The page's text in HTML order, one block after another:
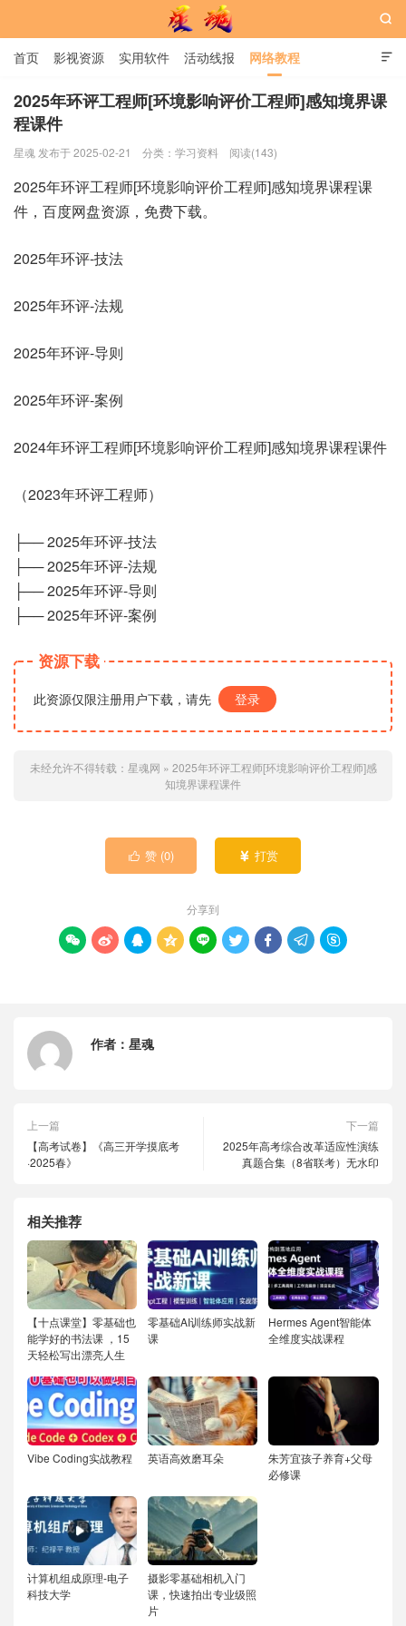
星魂网

首页 影视资源 实用软件 活动线报 网络教程
用户中心 书籍 娱乐

2025年环评工程师[环境影响评价工程师]感知境界课
程课件
星魂 发布于 2025-02-21 分类： 学习资料 阅读(143)
2025年环评工程师[环境影响评价工程师]感知境界课程课
件，百度网盘资源，免费下载。
2025年环评-技法
2025年环评-法规
2025年环评-导则
2025年环评-案例
2024年环评工程师[环境影响评价工程师]感知境界课程课件
（2023年环评工程师）
├── 2025年环评-技法
├── 2025年环评-法规
├── 2025年环评-导则
├── 2025年环评-案例
资源下载
此资源仅限注册用户下载，请先 登录
未经允许不得转载： 星魂网 » 2025年环评工程师[环境影响评价工程师]感
知境界课程课件
 赞 (0)  打赏
分享到
        
作者： 星魂
上一篇
【高考试卷】《高三开学摸底考
·2025春》
下一篇
2025年高考综合改革适应性演练
真题合集（8省联考）无水印
相关推荐
【十点课堂】零基础也
能学好的书法课 ，15
天轻松写出漂亮人生
零基础AI训练师实战新
课
Hermes Agent智能体
全维度实战课程
Vibe Coding实战教程 英语高效磨耳朵
朱芳宜孩子养育+父母
必修课
计算机组成原理-电子
科技大学
摄影零基础相机入门
课，快速拍出专业级照
片